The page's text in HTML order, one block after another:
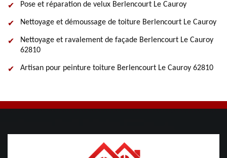
Pose et réparation de velux Berlencourt Le Cauroy
Nettoyage et démoussage de toiture Berlencourt Le Cauroy
Nettoyage et ravalement de façade Berlencourt Le Cauroy
62810
Artisan pour peinture toiture Berlencourt Le Cauroy 62810